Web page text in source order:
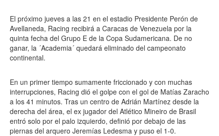
El próximo jueves a las 21 en el estadio Presidente Perón de
Avellaneda, Racing recibirá a Caracas de Venezuela por la
quinta fecha del Grupo E de la Copa Sudamericana. De no
ganar, la ´Academia´ quedará eliminado del campeonato
continental.
En un primer tiempo sumamente friccionado y con muchas
interrupciones, Racing dió el golpe con el gol de Matías Zaracho
a los 41 minutos. Tras un centro de Adrián Martínez desde la
derecha del área, el ex jugador del Atlético Mineiro de Brasil
entró solo por el palo izquierdo, definió por debajo de las
piernas del arquero Jeremías Ledesma y puso el 1-0.